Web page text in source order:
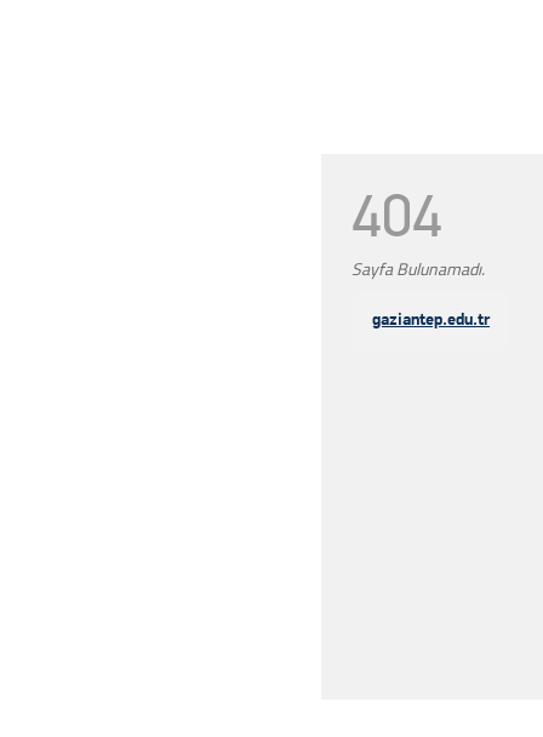
404
Sayfa Bulunamadı.
gaziantep.edu.tr